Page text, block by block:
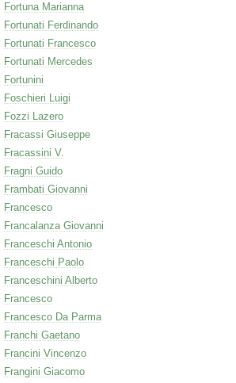
Fortuna Marianna
Fortunati Ferdinando
Fortunati Francesco
Fortunati Mercedes
Fortunini
Foschieri Luigi
Fozzi Lazero
Fracassi Giuseppe
Fracassini V.
Fragni Guido
Frambati Giovanni
Francesco
Francalanza Giovanni
Franceschi Antonio
Franceschi Paolo
Franceschini Alberto
Francesco
Francesco Da Parma
Franchi Gaetano
Francini Vincenzo
Frangini Giacomo